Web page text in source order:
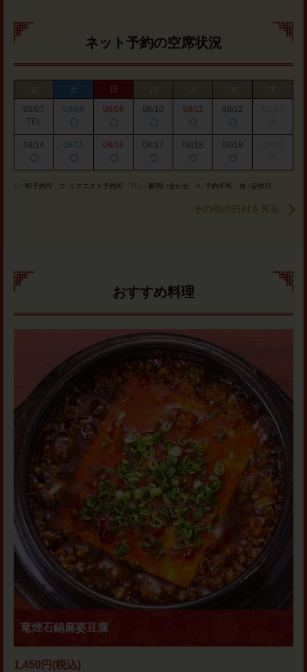
ネット予約の空席状況
土 日
08/07
TEL
08/08
◎
08/09
◎
08/10
◎
08/11
◎
08/12
◎
08/14
◎
08/15
◎
08/16
◎
08/17
◎
08/18
◎
08/19
◎
即予約可 □ リクエスト予約可 TEL 要問い合わせ × 予約不可 休 定休日
その他の日付を見る
おすすめ料理
竜煙石鍋麻婆豆腐
1,450円 (税込)